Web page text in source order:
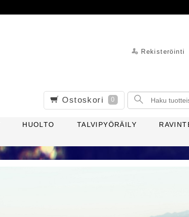
Rekisteröinti
Ostoskori 0
HUOLTO TALVIPYÖRÄILY